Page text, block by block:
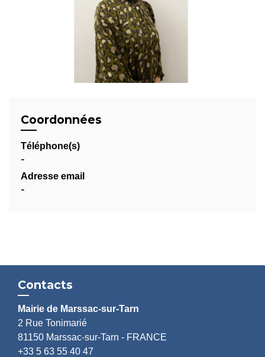
Coordonnées
Téléphone(s)
-
Adresse email
-
Contacts
Mairie de Marssac-sur-Tarn
2 Rue Tonimarié
81150 Marssac-sur-Tarn - FRANCE
+33 5 63 55 40 47